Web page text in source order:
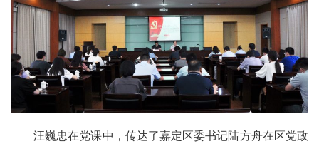
汪巍忠在党课中，传达了嘉定区委书记陆方舟在区党政